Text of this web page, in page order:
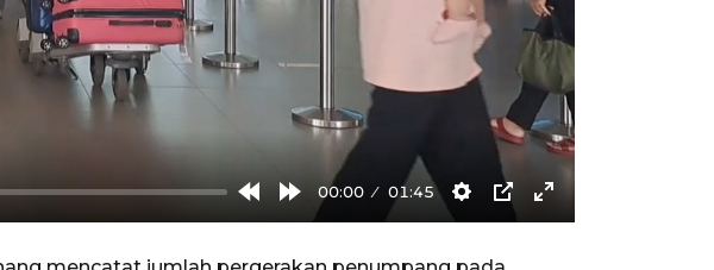
RewindForward
00:00 01:45
Settings
PIP Enter